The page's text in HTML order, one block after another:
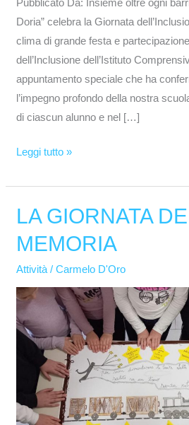
Doria” celebra la Giornata
clima di grande festa e
dell’Inclusione dell’Istituto
appuntamento speciale che ha
l’impegno profondo della nostra
di ciascun alunno e nel […]
Leggi tutto »
LA GIORNATA
MEMORIA
Attività /Carmelo D'Oro
LA
DELLA
MEMORIA